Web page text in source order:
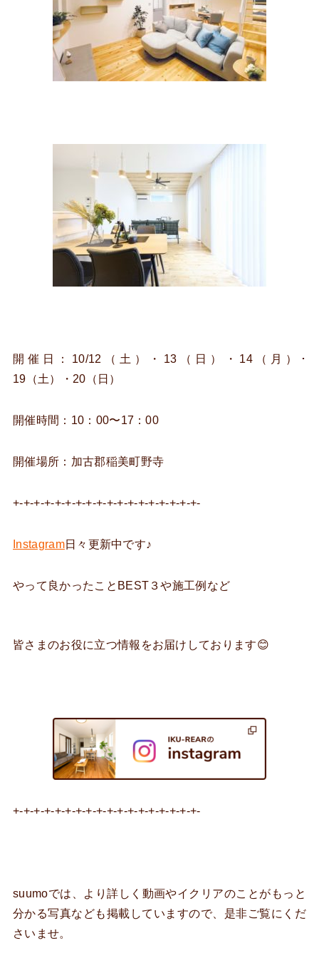
開催日：10/12（土）・13（日）・14（月）･
19（土）・20（日）
開催時間：10：00〜17：00
開催場所：加古郡稲美町野寺
+-+-+-+-+-+-+-+-+-+-+-+-+-+-+-+-+-+-
Instagram日々更新中です♪
やって良かったことBEST３や施工例など
皆さまのお役に立つ情報をお届けしております😊
+-+-+-+-+-+-+-+-+-+-+-+-+-+-+-+-+-+-
suumoでは、より詳しく動画やイクリアのことがもっと
分かる写真なども掲載していますので、是非ご覧にくだ
さいませ。